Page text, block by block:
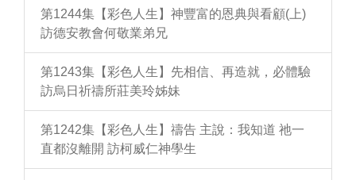
第1244集【彩色人生】神豐富的恩典與看顧(上)
訪德安教會何敬業弟兄
第1243集【彩色人生】先相信、再造就，必體驗
訪烏日祈禱所莊美玲姊妹
第1242集【彩色人生】禱告 主說：我知道 祂一
直都沒離開 訪柯威仁神學生